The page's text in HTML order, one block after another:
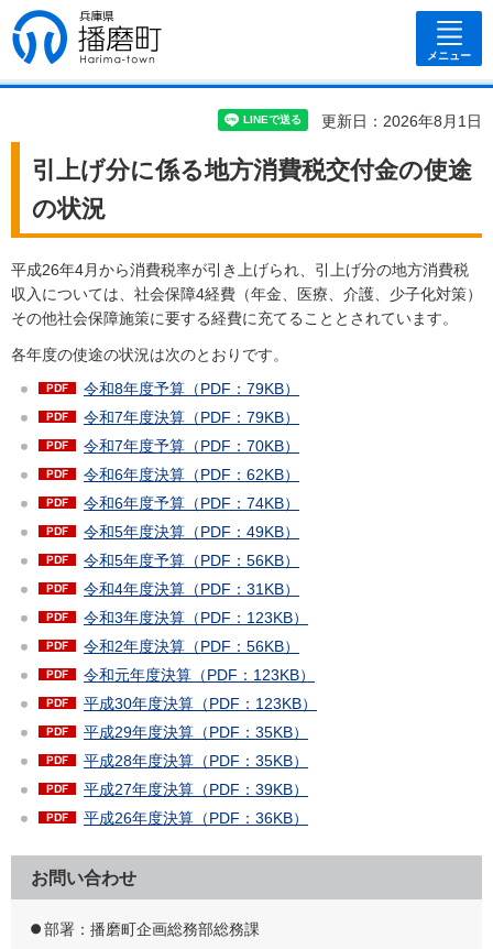
兵庫県 播磨
町
メニュー
更新日：2026年8月1日
引上げ分に係る地方消費税交付金の使途
の状況
平成26年4月から消費税率が引き上げられ、引上げ分の地方消費税
収入については、社会保障4経費（年金、医療、介護、少子化対策）
その他社会保障施策に要する経費に充てることとされています。
各年度の使途の状況は次のとおりです。
令和8年度予算（PDF：79KB）
令和7年度決算（PDF：79KB）
令和7年度予算（PDF：70KB）
令和6年度決算（PDF：62KB）
令和6年度予算（PDF：74KB）
令和5年度決算（PDF：49KB）
令和5年度予算（PDF：56KB）
令和4年度決算（PDF：31KB）
令和3年度決算（PDF：123KB）
令和2年度決算（PDF：56KB）
令和元年度決算（PDF：123KB）
平成30年度決算（PDF：123KB）
平成29年度決算（PDF：35KB）
平成28年度決算（PDF：35KB）
平成27年度決算（PDF：39KB）
平成26年度決算（PDF：36KB）
お問い合わせ
部署：播磨町企画総務部総務課